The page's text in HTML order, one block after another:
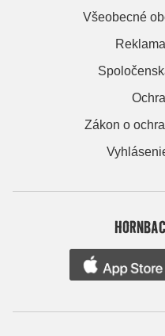
Všeobecné
Zákon o